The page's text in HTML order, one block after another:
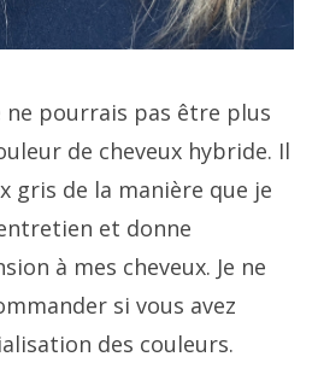
ne pourrais pas être plus
de cheveux hybride. Il
gris de la manière que je
et donne
à mes cheveux. Je ne
si vous avez
des couleurs.